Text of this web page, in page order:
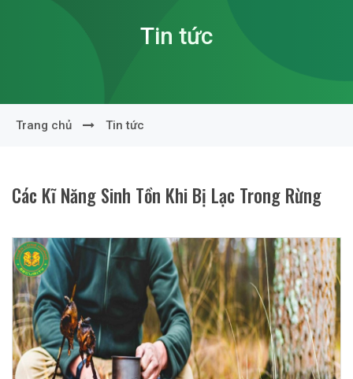
Tin tức
Trang chủ Tin tức
Các Kĩ Năng Sinh Tồn Khi Bị Lạc Trong Rừng